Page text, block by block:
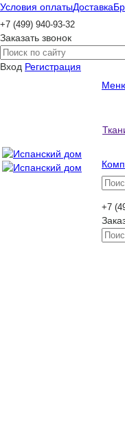
Условия оплатыДоставка
+7 (499) 940-93-32
Заказать звонок
Вход Регистрация
+7